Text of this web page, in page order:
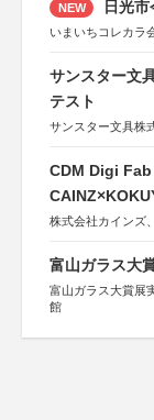
NEW 日光
いまいちコレカラ
サンスター文
テスト
サンスター文具株
CDM Digi
株式会社カインズ
富山ガラス大
富山ガラス大賞展
館